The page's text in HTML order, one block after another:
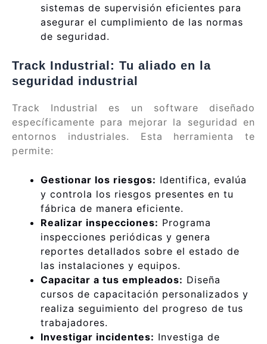
sistemas de supervisión eficientes para
asegurar el cumplimiento de las normas
de seguridad.
Track Industrial: Tu aliado en la
seguridad industrial
Track Industrial es un software diseñado
específicamente para mejorar la seguridad en
entornos industriales. Esta herramienta te
permite:
Gestionar los riesgos: Identifica, evalúa
y controla los riesgos presentes en tu
fábrica de manera eficiente.
Realizar inspecciones: Programa
inspecciones periódicas y genera
reportes detallados sobre el estado de
las instalaciones y equipos.
Capacitar a tus empleados: Diseña
cursos de capacitación personalizados y
realiza seguimiento del progreso de tus
trabajadores.
Investigar incidentes: Investiga de